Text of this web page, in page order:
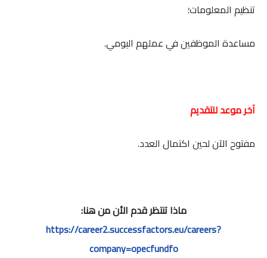
تنظيم المعلومات؛
مساعدة الموظفين في عملهم اليومي.
آخر موعد للتقديم
مفتوح الآن لحين اكتمال العدد.
ماذا تنتظر قدم الأن من هنا:
https://career2.successfactors.eu/careers?
company=opecfundfo